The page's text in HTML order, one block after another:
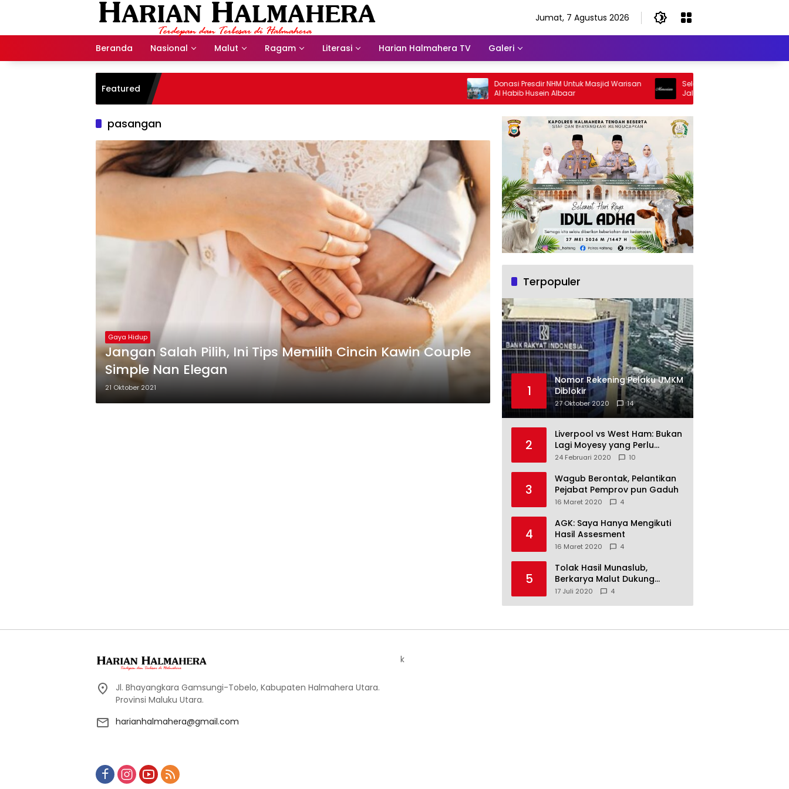
Jumat, 7 Agustus 2026
Beranda Nasional Malut Ragam Literasi Harian Halmahera TV Galeri
Featured
Donasi Presdir NHM Untuk Masjid Warisan
Al Habib Husein Albaar
Selamat Jalan Sang Inspirator,
Jalan Abangku Yuslam Idris
pasangan
Gaya Hidup
Jangan Salah Pilih, Ini Tips Memilih Cincin Kawin Couple
Simple Nan Elegan
21 Oktober 2021
Terpopuler
1
Nomor Rekening Pelaku UMKM
Diblokir
27 Oktober 2020 14
2
Liverpool vs West Ham: Bukan
Lagi Moyesy yang Perlu
Ditakuti
24 Februari 2020 10
3
Wagub Berontak, Pelantikan
Pejabat Pemprov pun Gaduh
16 Maret 2020 4
4
AGK: Saya Hanya Mengikuti
Hasil Assesment
16 Maret 2020 4
5
Tolak Hasil Munaslub,
Berkarya Malut Dukung
Tommy Soeharto
17 Juli 2020 4
Jl. Bhayangkara Gamsungi-Tobelo, Kabupaten Halmahera Utara.
Provinsi Maluku Utara.
harianhalmahera@gmail.com
k